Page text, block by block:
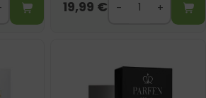
19,99 €